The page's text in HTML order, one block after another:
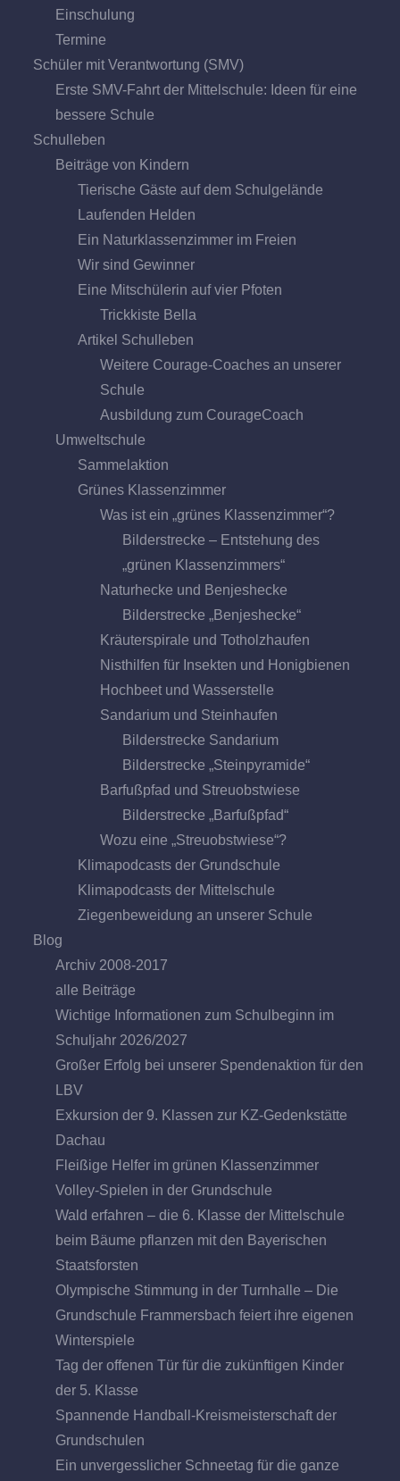
Einschulung
Termine
Schüler mit Verantwortung (SMV)
Erste SMV-Fahrt der Mittelschule: Ideen für eine
bessere Schule
Schulleben
Beiträge von Kindern
Tierische Gäste auf dem Schulgelände
Laufenden Helden
Ein Naturklassenzimmer im Freien
Wir sind Gewinner
Eine Mitschülerin auf vier Pfoten
Trickkiste Bella
Artikel Schulleben
Weitere Courage-Coaches an unserer
Schule
Ausbildung zum CourageCoach
Umweltschule
Sammelaktion
Grünes Klassenzimmer
Was ist ein „grünes Klassenzimmer“?
Bilderstrecke – Entstehung des
„grünen Klassenzimmers“
Naturhecke und Benjeshecke
Bilderstrecke „Benjeshecke“
Kräuterspirale und Totholzhaufen
Nisthilfen für Insekten und Honigbienen
Hochbeet und Wasserstelle
Sandarium und Steinhaufen
Bilderstrecke Sandarium
Bilderstrecke „Steinpyramide“
Barfußpfad und Streuobstwiese
Bilderstrecke „Barfußpfad“
Wozu eine „Streuobstwiese“?
Klimapodcasts der Grundschule
Klimapodcasts der Mittelschule
Ziegenbeweidung an unserer Schule
Blog
Archiv 2008-2017
alle Beiträge
Wichtige Informationen zum Schulbeginn im
Schuljahr 2026/2027
Großer Erfolg bei unserer Spendenaktion für den
LBV
Exkursion der 9. Klassen zur KZ-Gedenkstätte
Dachau
Fleißige Helfer im grünen Klassenzimmer
Volley-Spielen in der Grundschule
Wald erfahren – die 6. Klasse der Mittelschule
beim Bäume pflanzen mit den Bayerischen
Staatsforsten
Olympische Stimmung in der Turnhalle – Die
Grundschule Frammersbach feiert ihre eigenen
Winterspiele
Tag der offenen Tür für die zukünftigen Kinder
der 5. Klasse
Spannende Handball-Kreismeisterschaft der
Grundschulen
Ein unvergesslicher Schneetag für die ganze